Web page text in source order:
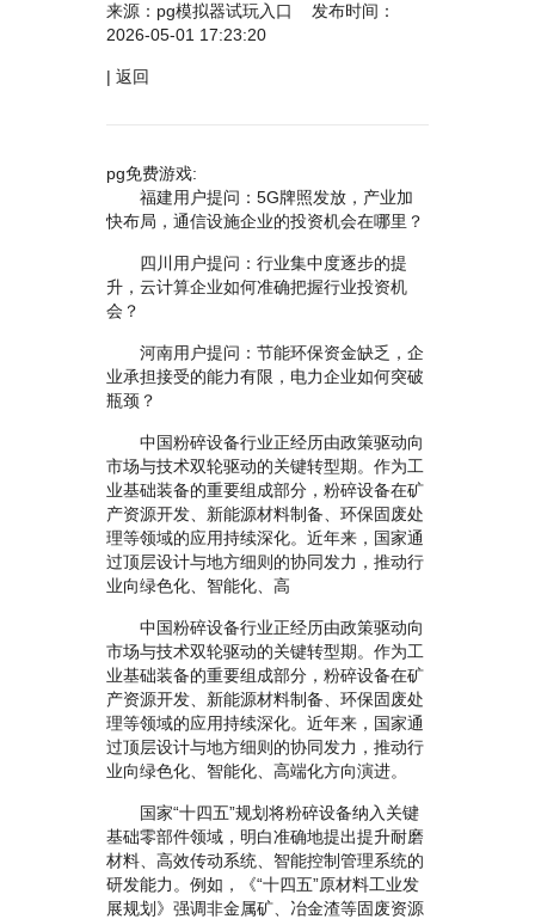
来源： pg模拟器试玩入口
发布时间：
2026-05-01 17:23:20
| 返回
pg免费游戏:
福建用户提问：5G牌照发放，产业加
快布局，通信设施企业的投资机会在哪里？
四川用户提问：行业集中度逐步的提
升，云计算企业如何准确把握行业投资机
会？
河南用户提问：节能环保资金缺乏，企
业承担接受的能力有限，电力企业如何突破
瓶颈？
中国粉碎设备行业正经历由政策驱动向
市场与技术双轮驱动的关键转型期。作为工
业基础装备的重要组成部分，粉碎设备在矿
产资源开发、新能源材料制备、环保固废处
理等领域的应用持续深化。近年来，国家通
过顶层设计与地方细则的协同发力，推动行
业向绿色化、智能化、高
中国粉碎设备行业正经历由政策驱动向
市场与技术双轮驱动的关键转型期。作为工
业基础装备的重要组成部分，粉碎设备在矿
产资源开发、新能源材料制备、环保固废处
理等领域的应用持续深化。近年来，国家通
过顶层设计与地方细则的协同发力，推动行
业向绿色化、智能化、高端化方向演进。
国家“十四五”规划将粉碎设备纳入关键
基础零部件领域，明白准确地提出提升耐磨
材料、高效传动系统、智能控制管理系统的
研发能力。例如，《“十四五”原材料工业发
展规划》强调非金属矿、冶金渣等固废资源